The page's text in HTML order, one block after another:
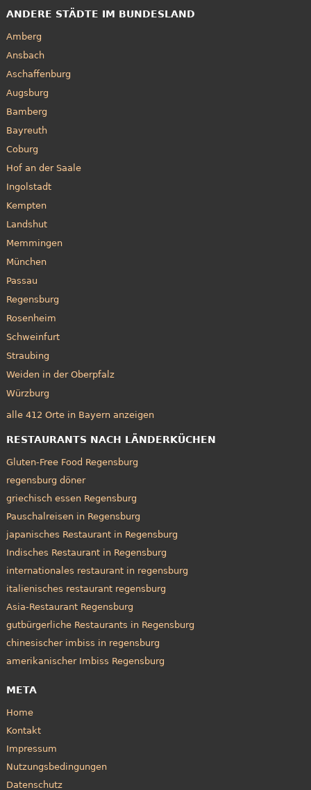
ANDERE STÄDTE IM BUNDESLAND
Amberg
Ansbach
Aschaffenburg
Augsburg
Bamberg
Bayreuth
Coburg
Hof an der Saale
Ingolstadt
Kempten
Landshut
Memmingen
München
Passau
Regensburg
Rosenheim
Schweinfurt
Straubing
Weiden in der Oberpfalz
Würzburg
alle 412 Orte in Bayern anzeigen
RESTAURANTS NACH LÄNDERKÜCHEN
Gluten-Free Food Regensburg
regensburg döner
griechisch essen Regensburg
Pauschalreisen in Regensburg
japanisches Restaurant in Regensburg
Indisches Restaurant in Regensburg
internationales restaurant in regensburg
italienisches restaurant regensburg
Asia-Restaurant Regensburg
gutbürgerliche Restaurants in Regensburg
chinesischer imbiss in regensburg
amerikanischer Imbiss Regensburg
META
Home
Kontakt
Impressum
Nutzungsbedingungen
Datenschutz